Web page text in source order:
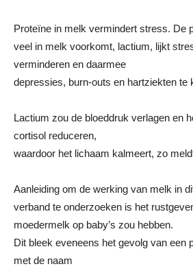
Proteïne in melk vermindert stress. De
veel in melk voorkomt, lactium, lijkt
verminderen en daarmee
depressies, burn-outs en hartziekten te
Lactium zou de bloeddruk verlagen en
cortisol reduceren,
waardoor het lichaam kalmeert, zo
Aanleiding om de werking van melk in
verband te onderzoeken is het
moedermelk op baby’s zou hebben.
Dit bleek eveneens het gevolg van een
met de naam